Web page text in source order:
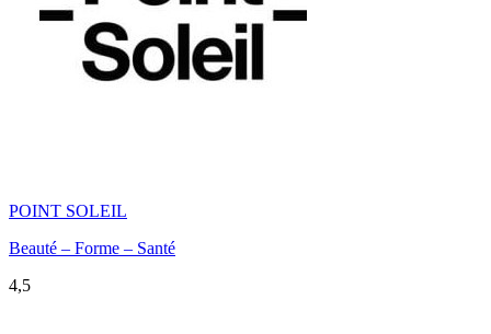
POINT SOLEIL
Beauté – Forme – Santé
4,5